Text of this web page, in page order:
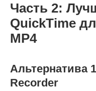
Часть 2:
QuickTime
MP4
Альтернатива
Recorder